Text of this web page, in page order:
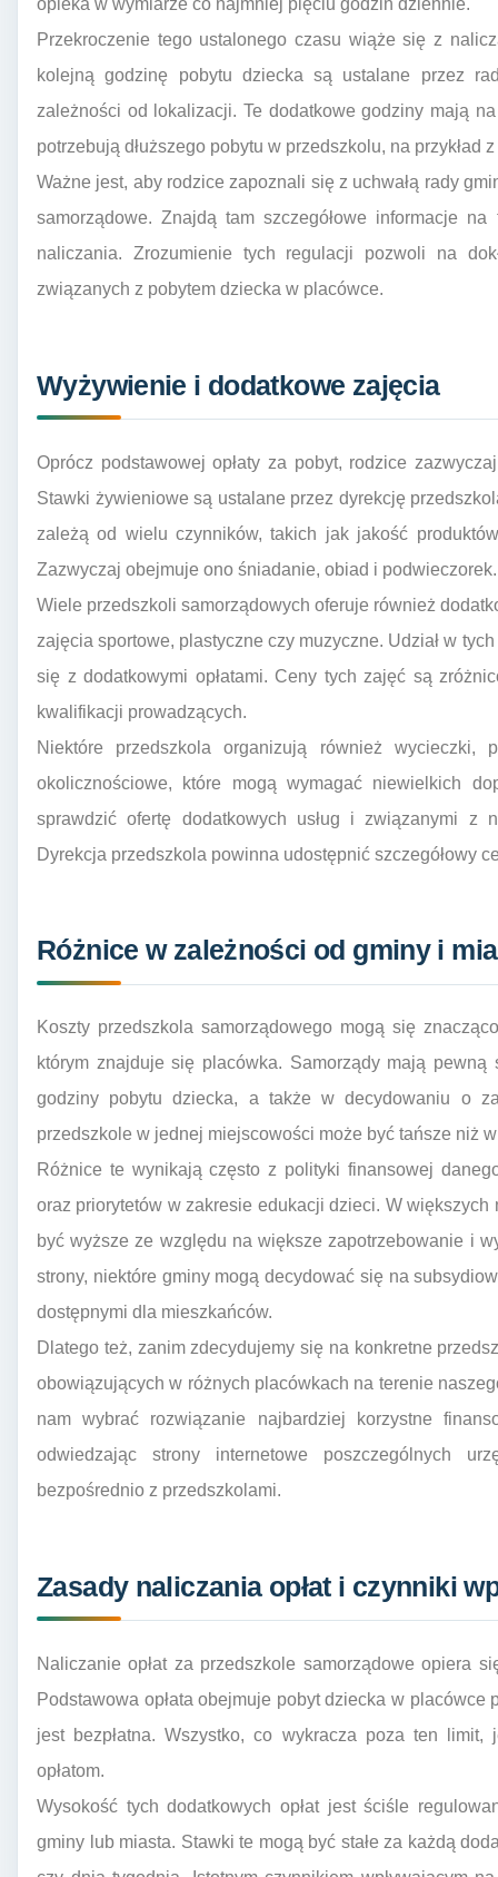
opieka w wymiarze co najmniej pięciu godzin dziennie.
Przekroczenie tego ustalonego czasu wiąże się z
kolejną godzinę pobytu dziecka są ustalane przez
zależności od lokalizacji. Te dodatkowe godziny mają
potrzebują dłuższego pobytu w przedszkolu, na przykład
Ważne jest, aby rodzice zapoznali się z uchwałą rady
samorządowe. Znajdą tam szczegółowe informacje
naliczania. Zrozumienie tych regulacji pozwoli na
związanych z pobytem dziecka w placówce.
Wyżywienie i dodatkowe zajęcia
Oprócz podstawowej opłaty za pobyt, rodzice
Stawki żywieniowe są ustalane przez dyrekcję
zależą od wielu czynników, takich jak jakość
Zazwyczaj obejmuje ono śniadanie, obiad i podwieczorek.
Wiele przedszkoli samorządowych oferuje również
zajęcia sportowe, plastyczne czy muzyczne. Udział w
się z dodatkowymi opłatami. Ceny tych zajęć są
kwalifikacji prowadzących.
Niektóre przedszkola organizują również wycieczki,
okolicznościowe, które mogą wymagać niewielkich
sprawdzić ofertę dodatkowych usług i związanymi z
Dyrekcja przedszkola powinna udostępnić szczegółowy
Różnice w zależności od gminy i
Koszty przedszkola samorządowego mogą się
którym znajduje się placówka. Samorządy mają
godziny pobytu dziecka, a także w decydowaniu o
przedszkole w jednej miejscowości może być tańsze niż
Różnice te wynikają często z polityki finansowej
oraz priorytetów w zakresie edukacji dzieci. W większych
być wyższe ze względu na większe zapotrzebowanie i
strony, niektóre gminy mogą decydować się na
dostępnymi dla mieszkańców.
Dlatego też, zanim zdecydujemy się na konkretne
obowiązujących w różnych placówkach na terenie
nam wybrać rozwiązanie najbardziej korzystne
odwiedzając strony internetowe poszczególnych
bezpośrednio z przedszkolami.
Zasady naliczania opłat i czynniki
Naliczanie opłat za przedszkole samorządowe opiera
Podstawowa opłata obejmuje pobyt dziecka w
jest bezpłatna. Wszystko, co wykracza poza ten
opłatom.
Wysokość tych dodatkowych opłat jest ściśle
gminy lub miasta. Stawki te mogą być stałe za każdą